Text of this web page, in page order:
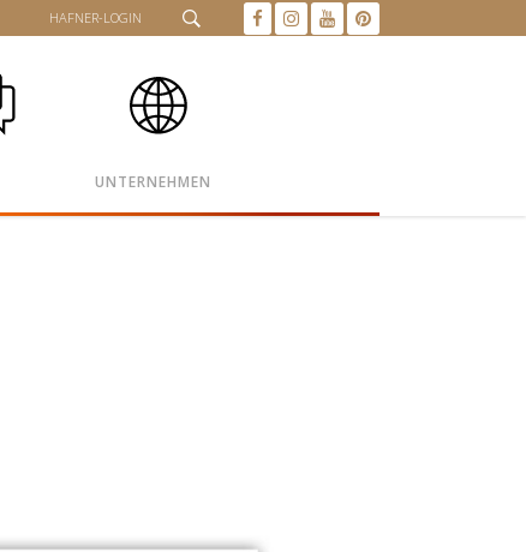
HAFNER-LOGIN
UNTERNEHMEN